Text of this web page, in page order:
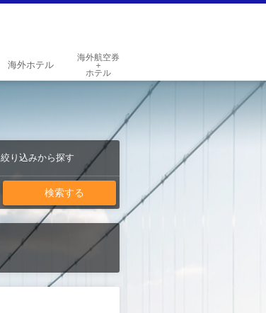
海外ホテル
海外航空券
＋
ホテル
絞り込みから探す
検索する